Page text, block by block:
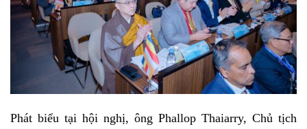
Phát biểu tại hội nghị, ông Phallop Thaiarry, Chủ tịch